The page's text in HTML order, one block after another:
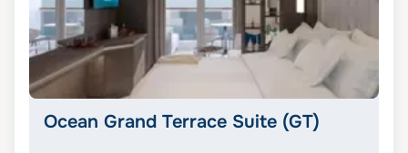
Ocean Grand Terrace Suite (GT)